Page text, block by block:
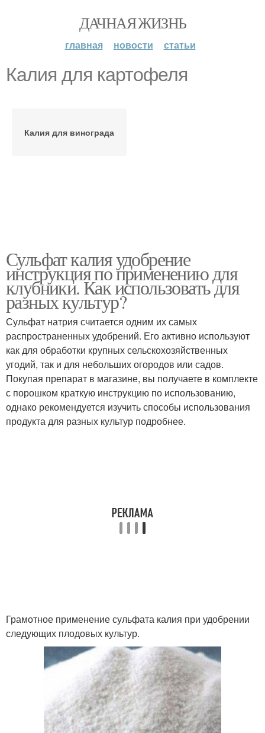
ДАЧНАЯ ЖИЗНЬ
главная новости статьи
Калия для картофеля
Калия для винограда
Сульфат калия удобрение
инструкция по применению для
клубники. Как использовать для
разных культур?
Сульфат натрия считается одним их самых
распространенных удобрений. Его активно используют
как для обработки крупных сельскохозяйственных
угодий, так и для небольших огородов или садов.
Покупая препарат в магазине, вы получаете в комплекте
с порошком краткую инструкцию по использованию,
однако рекомендуется изучить способы использования
продукта для разных культур подробнее.
Грамотное применение сульфата калия при удобрении
следующих плодовых культур.